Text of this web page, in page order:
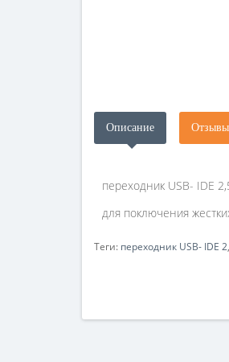
Описание
переходник USB- IDE
для поключения
Теги: переходник USB- IDE 2,